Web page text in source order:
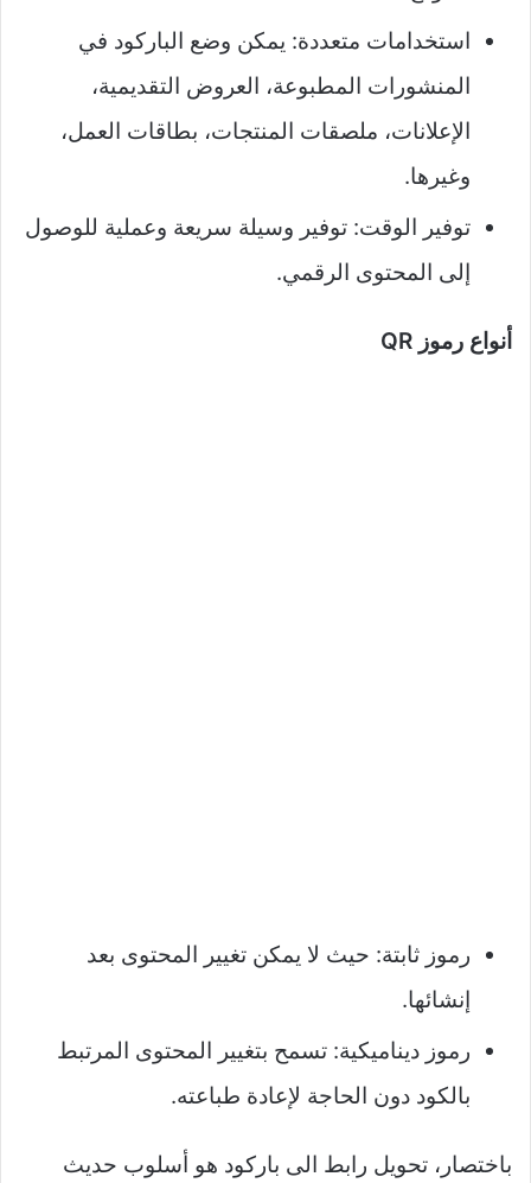
استخدامات متعددة: يمكن وضع الباركود في
المنشورات المطبوعة، العروض التقديمية،
الإعلانات، ملصقات المنتجات، بطاقات العمل،
وغيرها.
توفير الوقت: توفير وسيلة سريعة وعملية للوصول
إلى المحتوى الرقمي.
أنواع رموز QR
رموز ثابتة: حيث لا يمكن تغيير المحتوى بعد
إنشائها.
رموز ديناميكية: تسمح بتغيير المحتوى المرتبط
بالكود دون الحاجة لإعادة طباعته.
باختصار، تحويل رابط الى باركود هو أسلوب حديث